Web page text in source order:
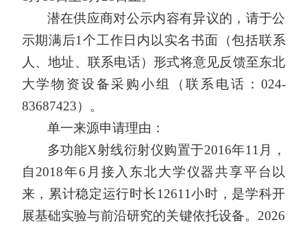
潜在供应商对公示内容有异议的，请于公
示期满后1个工作日内以实名书面（包括联系
人、地址、联系电话）形式将意见反馈至东北
大学物资设备采购小组（联系电话：024-
83687423）。
单一来源申请理由：
多功能X射线衍射仪购置于2016年11月，
自2018年6月接入东北大学仪器共享平台以
来，累计稳定运行时长12611小时，是学科开
展基础实验与前沿研究的关键依托设备。2026